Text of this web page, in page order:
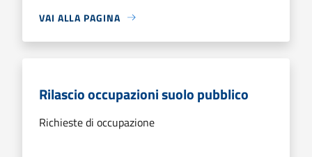
VAI ALLA PAGINA
Rilascio occupazioni suolo pubblico
Richieste di occupazione